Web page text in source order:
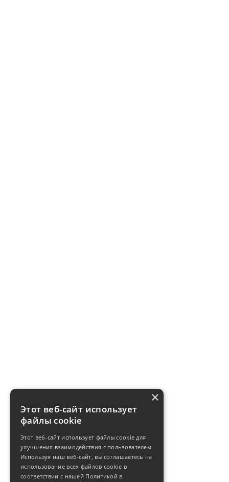
×
Этот веб-сайт использует
файлы cookie
Этот веб-сайт использует файлы cookie для
улучшения взаимодействия с пользователем.
Используя наш веб-сайт, вы соглашаетесь на
использование всех файлов cookie в
соответствии с нашей Политикой в ​​